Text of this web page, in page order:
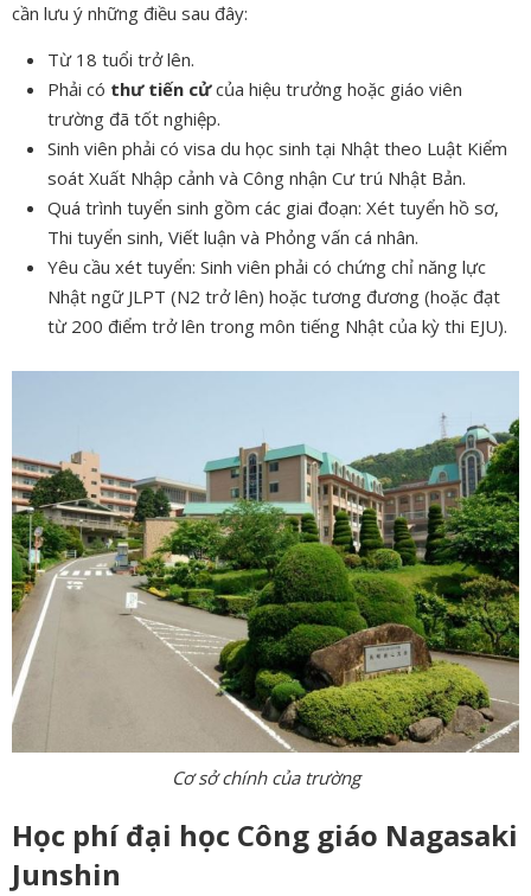
cần lưu ý những điều sau đây:
Từ 18 tuổi trở lên.
Phải có thư tiến cửcủa hiệu trưởng hoặc giáo viên
trường đã tốt nghiệp.
Sinh viên phải có visa du học sinh tại Nhật theo Luật Kiểm
soát Xuất Nhập cảnh và Công nhận Cư trú Nhật Bản.
Quá trình tuyển sinh gồm các giai đoạn: Xét tuyển hồ sơ,
Thi tuyển sinh, Viết luận và Phỏng vấn cá nhân.
Yêu cầu xét tuyển: Sinh viên phải có chứng chỉ năng lực
Nhật ngữ JLPT (N2 trở lên) hoặc tương đương (hoặc đạt
từ 200 điểm trở lên trong môn tiếng Nhật của kỳ thi EJU).
Cơ sở chính của trường
Học phí đại học Công giáo Nagasaki
Junshin